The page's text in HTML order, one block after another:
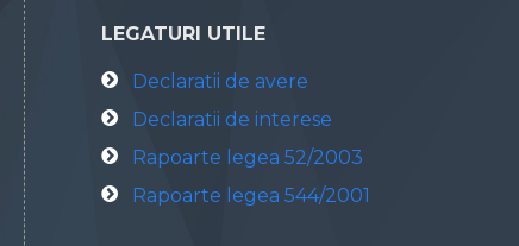
LEGATURI UTILE
Declaratii de avere
Declaratii de interese
Rapoarte legea 52/2003
Rapoarte legea 544/2001